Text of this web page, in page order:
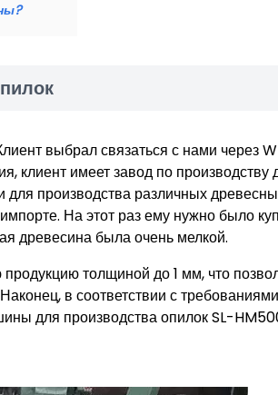
выбрал связаться с нами через
клиент имеет завод по производству
производства различных
На этот раз ему нужно было
древесина была очень мелкой.
толщиной до 1 мм, что
в соответствии с требованиями
для производства опилок SL-